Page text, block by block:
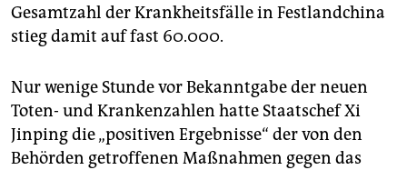
Gesamtzahl der Krankheitsfälle in Festlandchina
stieg damit auf fast 60.000.
Nur wenige Stunde vor Bekanntgabe der neuen
Toten- und Krankenzahlen hatte Staatschef Xi
Jinping die „positiven Ergebnisse“ der von den
Behörden getroffenen Maßnahmen gegen das